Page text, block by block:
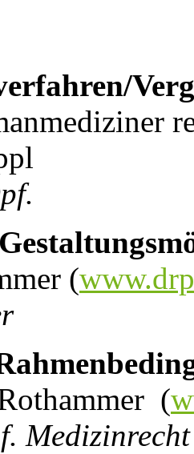
(
(
Medizinrecht